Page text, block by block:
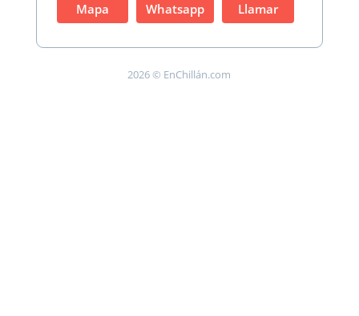
Mapa Whatsapp Llamar
2026 © EnChillán.com